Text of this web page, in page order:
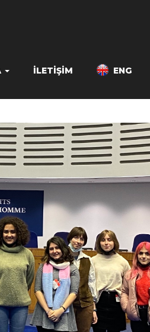
İLETIŞIM ENG